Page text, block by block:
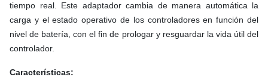
tiempo real. Este adaptador cambia de manera automática la
carga y el estado operativo de los controladores en función del
nivel de batería, con el fin de prologar y resguardar la vida útil del
controlador.
Características: